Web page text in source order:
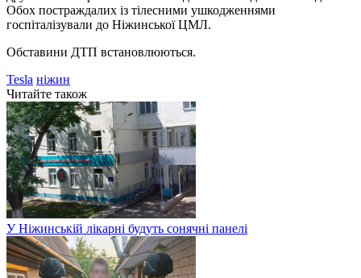
Обох постраждалих із тілесними ушкодженнями
госпіталізували до Ніжинської ЦМЛ.
Обставини ДТП встановлюються.
Tesla ніжин
Читайте також
У Ніжинській лікарні будуть сонячні панелі